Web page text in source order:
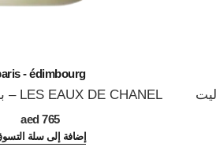
- édimbourg
LES EAUX DE CHANEL – بخاخ ماء تواليت
765 aed
إضافة إلى سلة